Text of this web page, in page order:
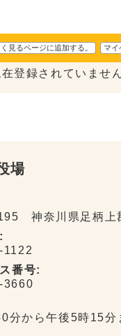
く見るページに追加する。 マイ
登録されていません
場
神奈川県足柄上
1122
番号:
3660
分から午後5時15分